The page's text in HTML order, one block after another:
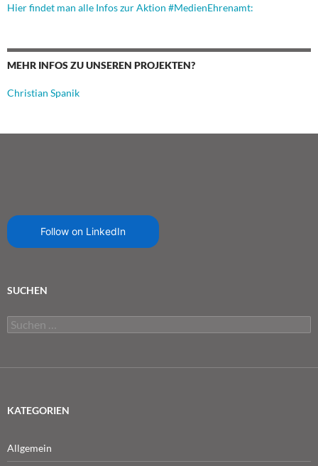
Hier findet man alle Infos zur Aktion #MedienEhrenamt:
MEHR INFOS ZU UNSEREN PROJEKTEN?
Christian Spanik
Follow on LinkedIn
SUCHEN
Suchen
nach:
KATEGORIEN
Allgemein